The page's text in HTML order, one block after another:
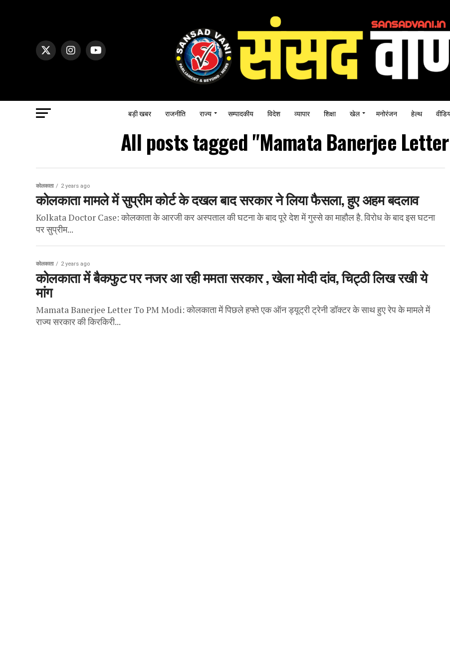
बड़ी खबर राजनीति राज्य सम्पादकीय विदेश व्यापार शिक्षा खेल मनोरंजन हेल्थ
All posts tagged "Mamata Banerjee
कोलकाता 2 years ago
कोलकाता मामले में सुप्रीम कोर्ट के दखल बाद सरकार ने लिया फैसला, हुए अहम बदलाव
Kolkata Doctor Case: कोलकाता के आरजी कर अस्पताल की घटना के बाद पूरे देश में गुस्से का माहौल है. विरोध के बाद इस घटना
पर सुप्रीम...
कोलकाता 2 years ago
कोलकाता में बैकफुट पर नजर आ रही ममता सरकार , खेला मोदी दांव, चिट्ठी लिख रखी ये
मांग
Mamata Banerjee Letter To PM Modi: कोलकाता में पिछले हफ्ते एक ऑन ड्यूट्री ट्रेनी डॉक्टर के साथ हुए रेप के मामले में
राज्य सरकार की किरकिरी...